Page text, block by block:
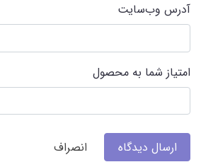
آدرس وب‌سایت
امتیاز شما به محصول
ارسال دیدگاه انصراف